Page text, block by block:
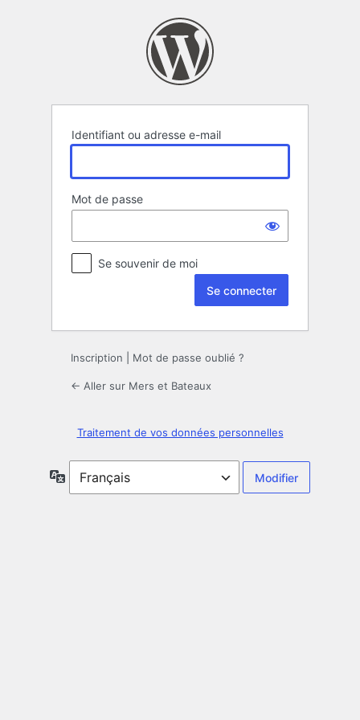
Identifiant ou adresse e-mail
Mot de passe
Se souvenir de moi
Inscription Mot de passe oublié ?
← Aller sur Mers et Bateaux
Traitement de vos données personnelles
Langue